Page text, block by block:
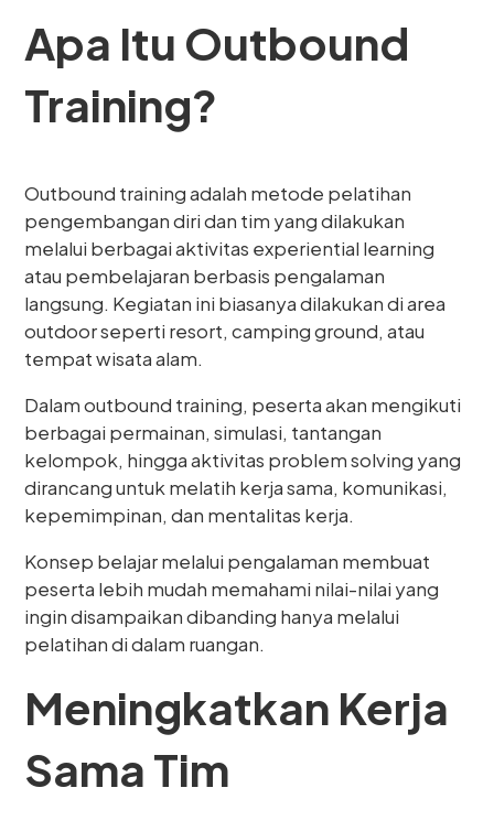
Apa Itu Outbound
Training?
Outbound training adalah metode pelatihan
pengembangan diri dan tim yang dilakukan
melalui berbagai aktivitas experiential learning
atau pembelajaran berbasis pengalaman
langsung. Kegiatan ini biasanya dilakukan di area
outdoor seperti resort, camping ground, atau
tempat wisata alam.
Dalam outbound training, peserta akan mengikuti
berbagai permainan, simulasi, tantangan
kelompok, hingga aktivitas problem solving yang
dirancang untuk melatih kerja sama, komunikasi,
kepemimpinan, dan mentalitas kerja.
Konsep belajar melalui pengalaman membuat
peserta lebih mudah memahami nilai-nilai yang
ingin disampaikan dibanding hanya melalui
pelatihan di dalam ruangan.
Meningkatkan Kerja
Sama Tim